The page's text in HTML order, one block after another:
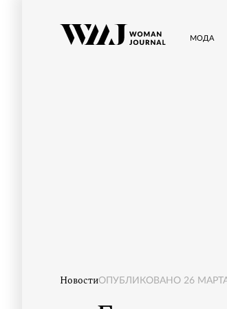
МОДА
НовостиОПУБЛИКОВАНО 26